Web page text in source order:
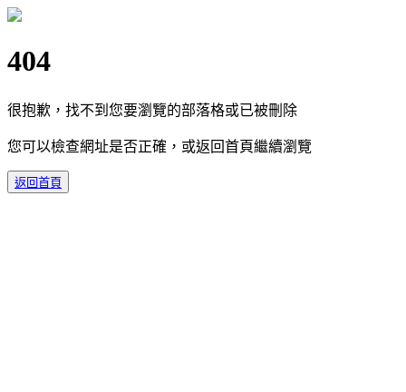
404
很抱歉，找不到您要瀏覽的部落格或已被刪除
您可以檢查網址是否正確，或返回首頁繼續瀏覽
返回首頁